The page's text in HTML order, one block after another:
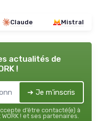
Claude Mistral
actualités de
!
➔ Je m'inscris
d’être contacté(e) à
! et ses partenaires.